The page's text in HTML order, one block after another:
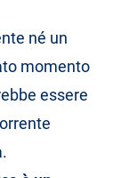
né un
momento
essere